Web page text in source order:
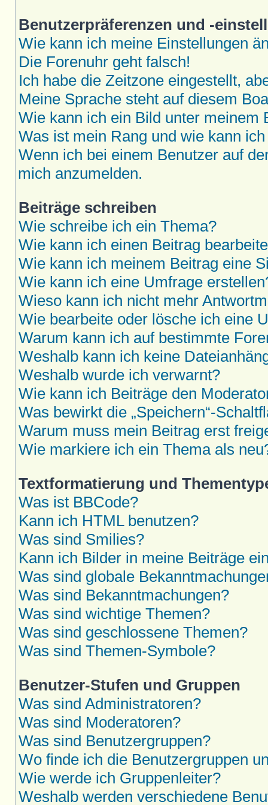
Benutzerpräferenzen und -
Wie kann ich meine Einstellungen
Die Forenuhr geht falsch!
Ich habe die Zeitzone eingestellt,
Meine Sprache steht auf diesem
Wie kann ich ein Bild unter meinem
Was ist mein Rang und wie kann
Wenn ich bei einem Benutzer auf
mich anzumelden.
Beiträge schreiben
Wie schreibe ich ein Thema?
Wie kann ich einen Beitrag
Wie kann ich meinem Beitrag eine
Wie kann ich eine Umfrage
Wieso kann ich nicht mehr
Wie bearbeite oder lösche ich eine
Warum kann ich auf bestimmte
Weshalb kann ich keine
Weshalb wurde ich verwarnt?
Wie kann ich Beiträge den
Was bewirkt die „Speichern“-
Warum muss mein Beitrag erst
Wie markiere ich ein Thema als
Textformatierung und
Was ist BBCode?
Kann ich HTML benutzen?
Was sind Smilies?
Kann ich Bilder in meine Beiträge
Was sind globale
Was sind Bekanntmachungen?
Was sind wichtige Themen?
Was sind geschlossene Themen?
Was sind Themen-Symbole?
Benutzer-Stufen und Gruppen
Was sind Administratoren?
Was sind Moderatoren?
Was sind Benutzergruppen?
Wo finde ich die Benutzergruppen
Wie werde ich Gruppenleiter?
Weshalb werden verschiedene